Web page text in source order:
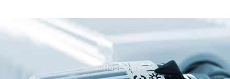
Chauffage agréé